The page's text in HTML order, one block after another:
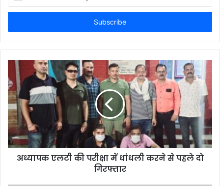
Email
अध्यापक एलटी की परीक्षा में धांधली करने से पहले दो
गिरफ्तार